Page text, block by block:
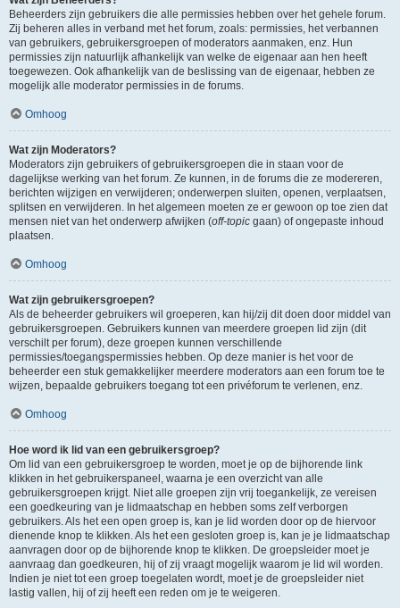
Beheerders zijn gebruikers die alle permissies hebben over het gehele forum.
Zij beheren alles in verband met het forum, zoals: permissies, het verbannen
van gebruikers, gebruikersgroepen of moderators aanmaken, enz. Hun
permissies zijn natuurlijk afhankelijk van welke de eigenaar aan hen heeft
toegewezen. Ook afhankelijk van de beslissing van de eigenaar, hebben ze
mogelijk alle moderator permissies in de forums.
Omhoog
Wat zijn Moderators?
Moderators zijn gebruikers of gebruikersgroepen die in staan voor de
dagelijkse werking van het forum. Ze kunnen, in de forums die ze modereren,
berichten wijzigen en verwijderen; onderwerpen sluiten, openen, verplaatsen,
splitsen en verwijderen. In het algemeen moeten ze er gewoon op toe zien dat
mensen niet van het onderwerp afwijken (off-topic gaan) of ongepaste inhoud
plaatsen.
Omhoog
Wat zijn gebruikersgroepen?
Als de beheerder gebruikers wil groeperen, kan hij/zij dit doen door middel van
gebruikersgroepen. Gebruikers kunnen van meerdere groepen lid zijn (dit
verschilt per forum), deze groepen kunnen verschillende
permissies/toegangspermissies hebben. Op deze manier is het voor de
beheerder een stuk gemakkelijker meerdere moderators aan een forum toe te
wijzen, bepaalde gebruikers toegang tot een privéforum te verlenen, enz.
Omhoog
Hoe word ik lid van een gebruikersgroep?
Om lid van een gebruikersgroep te worden, moet je op de bijhorende link
klikken in het gebruikerspaneel, waarna je een overzicht van alle
gebruikersgroepen krijgt. Niet alle groepen zijn vrij toegankelijk, ze vereisen
een goedkeuring van je lidmaatschap en hebben soms zelf verborgen
gebruikers. Als het een open groep is, kan je lid worden door op de hiervoor
dienende knop te klikken. Als het een gesloten groep is, kan je je lidmaatschap
aanvragen door op de bijhorende knop te klikken. De groepsleider moet je
aanvraag dan goedkeuren, hij of zij vraagt mogelijk waarom je lid wil worden.
Indien je niet tot een groep toegelaten wordt, moet je de groepsleider niet
lastig vallen, hij of zij heeft een reden om je te weigeren.